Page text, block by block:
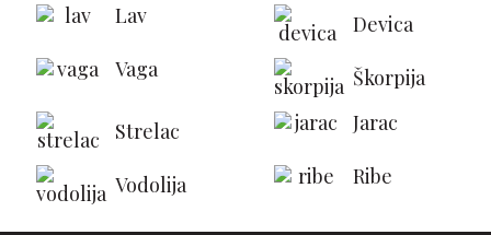
Lav
Devica
Vaga
Škorpija
Strelac Jarac
Vodolija Ribe